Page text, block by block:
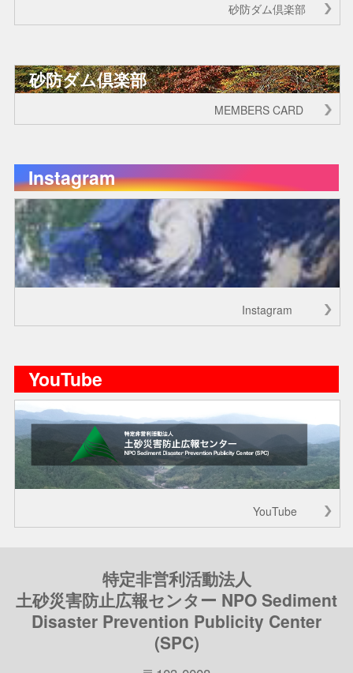
砂防ダム倶楽部
砂防ダム倶楽部
MEMBERS CARD
Instagram
Instagram
YouTube
YouTube
特定非営利活動法人
土砂災害防止広報センター NPO Sediment
Disaster Prevention Publicity Center
(SPC)